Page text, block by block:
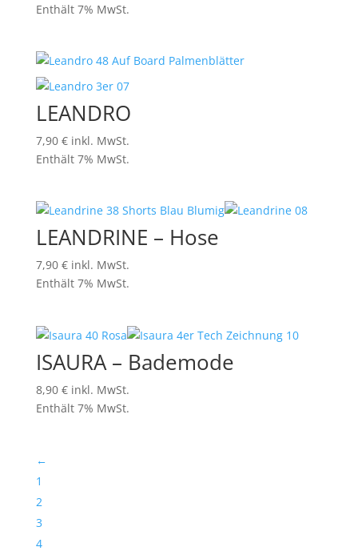
Enthält 7% MwSt.
LEANDRO
7,90 € inkl. MwSt.
Enthält 7% MwSt.
LEANDRINE – Hose
7,90 € inkl. MwSt.
Enthält 7% MwSt.
ISAURA – Bademode
8,90 € inkl. MwSt.
Enthält 7% MwSt.
←
1
2
3
4